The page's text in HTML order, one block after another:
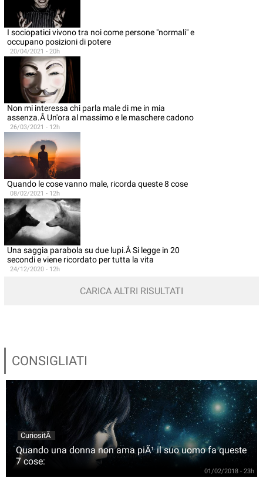
I sociopatici vivono tra noi come persone "normali" e
occupano posizioni di potere
20/04/2021 - 20h
Non mi interessa chi parla male di me in mia
assenza.Â Un'ora al massimo e le maschere cadono
26/03/2021 - 12h
Quando le cose vanno male, ricorda queste 8 cose
08/02/2021 - 12h
Una saggia parabola su due lupi.Â Si legge in 20
secondi e viene ricordato per tutta la vita
24/12/2020 - 12h
CARICA ALTRI RISULTATI
CONSIGLIATI
CuriositÃ
Quando una donna non ama piÃ¹ il suo uomo fa queste
7 cose:
01/02/2018 - 23h